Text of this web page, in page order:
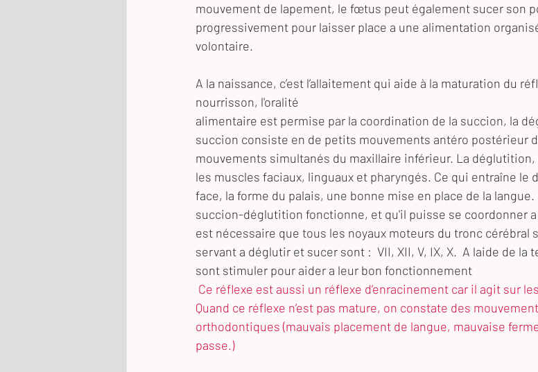
mouvement de lapement, le fœtus peut également sucer son
progressivement pour laisser place a une alimentation
volontaire.
A la naissance, c’est l’allaitement qui aide à la maturation du
nourrisson, l'oralité
alimentaire est permise par la coordination de la succion, la
succion consiste en de petits mouvements antéro postérieur
mouvements simultanés du maxillaire inférieur. La
les muscles faciaux, linguaux et pharyngés. Ce qui entraîne le
face, la forme du palais, une bonne mise en place de la
succion-déglutition fonctionne, et qu'il puisse se coordonner
est nécessaire que tous les noyaux moteurs du tronc cérébral
servant a déglutir et sucer sont :  VII, XII, V, IX, X.  A laide de la
sont stimuler pour aider a leur bon fonctionnement
Ce réflexe est aussi un réflexe d’enracinement car il agit sur
Quand ce réflexe n’est pas mature, on constate des
orthodontiques (mauvais placement de langue, mauvaise
passe.)